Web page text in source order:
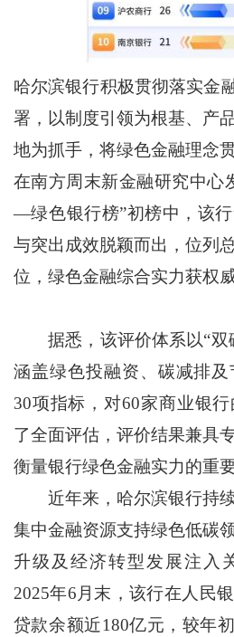
哈尔滨银行积极贯彻落实金
署，以制度引领为根基、产
地为抓手，将绿色金融理念
在南方周末新金融研究中心
—绿色银行榜”初榜中，该
与突出成效脱颖而出，位列
位，绿色金融综合实力获权
据悉，该评价体系以“双
涵盖绿色投融资、碳减排
30项指标，对60家商业银
了全面评估，评价结果兼具
衡量银行绿色金融实力的重要
近年来，哈尔滨银行持续
集中金融资源支持绿色低碳
升级及经济转型发展注入
2025年6月末，该行在人民
贷款余额近180亿元，较年